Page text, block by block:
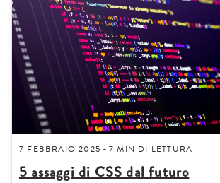
7 FEBBRAIO 2025 - 7 MIN DI LETTURA
5 assaggi di CSS dal futuro